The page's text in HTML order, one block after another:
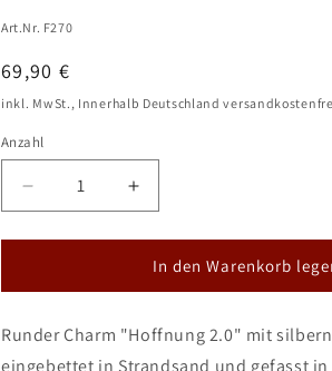
Art.Nr. F270
Normaler
Preis
69,90 €
inkl. MwSt., Innerhalb Deutschland
Anzahl
Verringere
die
Menge
DUR
Charm
&quot;Hoffnung
Erhöhe
die
Menge
für
DUR
Charm
&quot;Hoffnung
In den Warenkorb
Runder Charm "Hoffnung 2.0" mit
eingebettet in Strandsand und gefasst